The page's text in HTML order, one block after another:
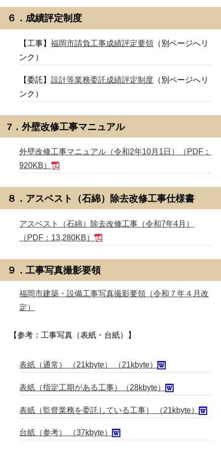
６．成績評定制度
【工事】福岡市請負工事成績評定要領 （別ページへリ
ンク）
【委託】設計等業務委託成績評定制度 （別ページへリ
ンク）
7．外壁改修工事マニュアル
外壁改修工事マニュアル（令和2年10月1日）（PDF：
920KB）
８．アスベスト（石綿）除去改修工事仕様書
アスベスト（石綿）除去改修工事（令和7年4月）
（PDF：13,280KB）
９．工事写真撮影要領
福岡市建築・設備工事写真撮影要領（令和７年４月改
定）
【参考：工事写真（表紙・台紙）】
表紙（通常） （21kbyte） （21kbyte）
表紙（指定工期がある工事）（28kbyte）
表紙（監督業務を委託している工事） （21kbyte）
台紙（参考） （37kbyte）